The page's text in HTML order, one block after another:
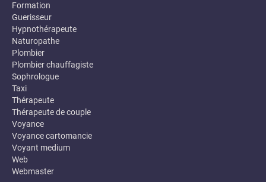
Formation
Guerisseur
Hypnothérapeute
Naturopathe
Plombier
Plombier chauffagiste
Sophrologue
Taxi
Thérapeute
Thérapeute de couple
Voyance
Voyance cartomancie
Voyant medium
Web
Webmaster